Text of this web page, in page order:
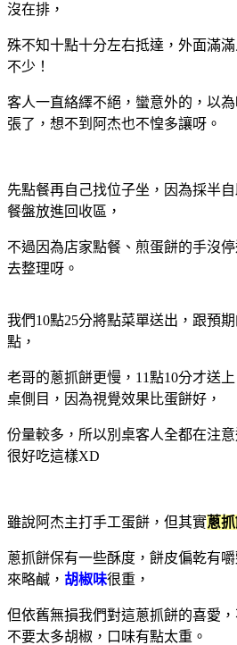
沒在排，
殊不知十點十分左右抵達，外面滿
不少！
客人一直絡繹不絕，蠻意外的，以
張了，想不到阿杰也不惶多讓呀。
先點餐再自己找位子坐，因為採半
餐盤放進回收區，
不過因為店家點餐、煎蛋餅的手沒
去整理呀。
我們10點25分將點菜單送出，跟預
點，
老哥的蔥抓餅更慢，11點10分才送
桌側目，因為視覺效果比蛋餅好，
份量較多，所以別桌客人全都在注
很好吃這樣XD
雖說阿杰主打手工蛋餅，但其實蔥
蔥抓餅保有一些酥度，餅皮偏乾有
來略鹹， 胡椒味很重，
但依舊無損我們對這蔥抓餅的喜愛
不要太多胡椒，口味有點太重。